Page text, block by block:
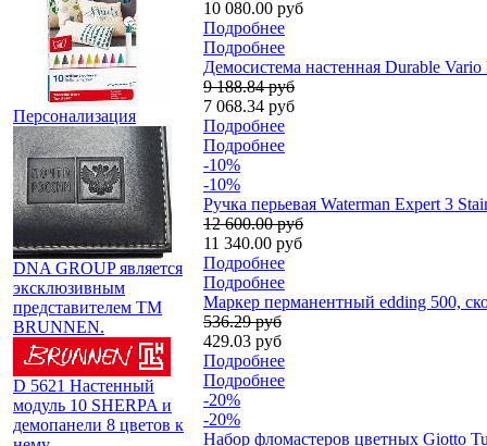
Персонализация
DNA GROUP является
эксклюзивным
представителем TM
BRUNNEN.
D 5621 Настенный
модуль 10 SHERPA и
демопанели 8 цветов к
10 080.00 руб
Подробнее
Подробнее
Демосистема настенная Durable
9 188.84 руб
7 068.34 руб
Подробнее
Подробнее
-10%
-10%
Ручка перьевая Waterman Expert 3
12 600.00 руб
11 340.00 руб
Подробнее
Подробнее
Маркер перманентный edding 500,
536.29 руб
429.03 руб
Подробнее
Подробнее
-20%
-20%
Набор фломастеров цветных Giotto